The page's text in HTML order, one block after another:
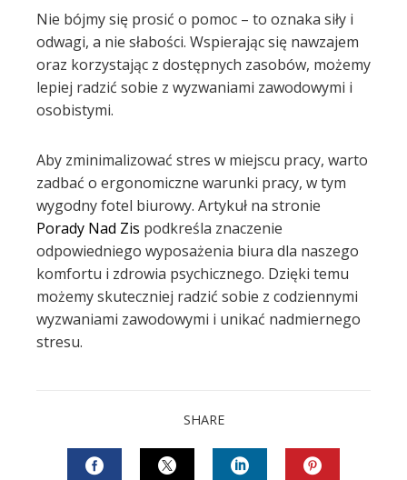
Nie bójmy się prosić o pomoc – to oznaka siły i
odwagi, a nie słabości. Wspierając się nawzajem
oraz korzystając z dostępnych zasobów, możemy
lepiej radzić sobie z wyzwaniami zawodowymi i
osobistymi.
Aby zminimalizować stres w miejscu pracy, warto
zadbać o ergonomiczne warunki pracy, w tym
wygodny fotel biurowy. Artykuł na stronie
Porady Nad Zis podkreśla znaczenie
odpowiedniego wyposażenia biura dla naszego
komfortu i zdrowia psychicznego. Dzięki temu
możemy skuteczniej radzić sobie z codziennymi
wyzwaniami zawodowymi i unikać nadmiernego
stresu.
SHARE